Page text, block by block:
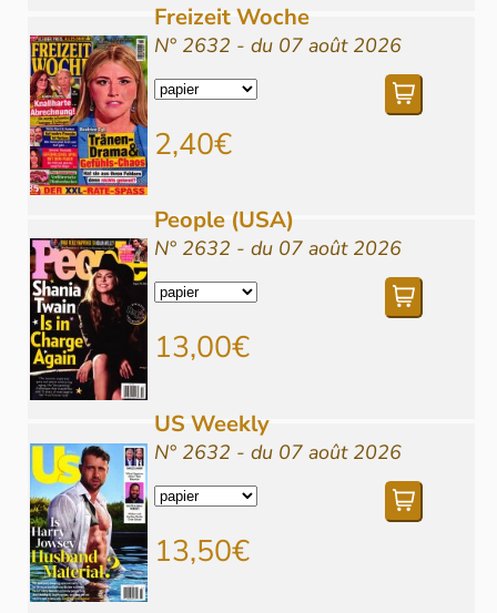
Freizeit Woche
N° 2632 - du 07 août 2026
2,40€
People (USA)
N° 2632 - du 07 août 2026
13,00€
US Weekly
N° 2632 - du 07 août 2026
13,50€